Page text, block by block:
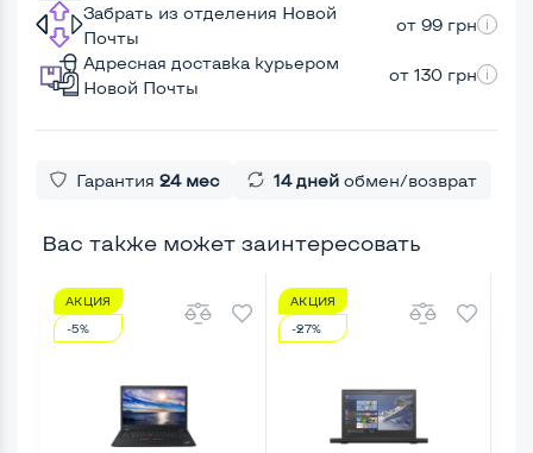
Забрать из отделения Новой
Почты
от 99 грн
Адресная доставка курьером
Новой Почты
от 130 грн
Гарантия 24 мес 14 дней обмен/возврат
Вас также может заинтересовать
АКЦИЯ
-5%
АКЦИЯ
-27%